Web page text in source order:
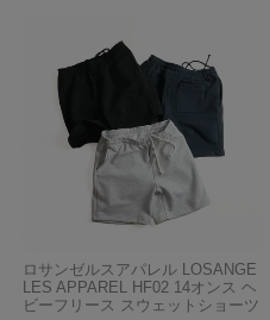
ロサンゼルスアパレル LOSANGE
LES APPAREL HF02 14オンス ヘ
ビーフリース スウェットショーツ